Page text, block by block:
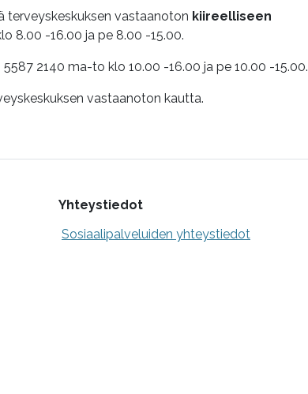
terveyskeskuksen vastaanoton kiireelliseen
8.00 -16.00 ja pe 8.00 -15.00.
5587 2140 ma-to klo 10.00 -16.00 ja pe 10.00 -15.00.
vastaanoton kautta.
Yhteystiedot
Sosiaalipalveluiden yhteystiedot